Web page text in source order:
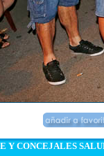
Y CONCEJALES